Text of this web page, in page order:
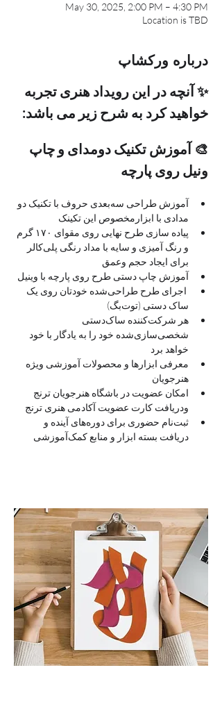
May 30, 2025, 2:00 PM – 4:30 PM
Location is TBD
درباره ورکشاپ
✨ آنچه در این رویداد هنری تجربه
خواهید کرد به شرح زیر می باشد:
🎨 آموزش تکنیک دومدای و چاپ
ونیل روی پارچه
آموزش طراحی سه‌بعدی حروف با تکنیک دو
مدادی با ابزارمخصوص این تکینک
پیاده سازی طرح نهایی روی مقوای ۱۷۰ گرم
و رنگ آمیزی و سایه با مداد رنگی پلی‌کالر
برای ایجاد حجم وعمق
آموزش چاپ دستی طرح روی پارچه با وینیل
اجرای طرح طراحی‌شده خودتان روی یک
ساک دستی (توت‌بگ)
هر شرکت‌کننده ساک‌دستی
شخصی‌سازی‌شده خود را به یادگار با خود
خواهد برد
معرفی ابزارها و محصولات آموزشی ویژه
هنرجویان
امکان عضویت در باشگاه هنرجویان ترنج
ودریافت کارت عضویت آکادمی هنری ترنج
ثبت‌نام حضوری برای دوره‌های آینده و
دریافت بسته ابزار و منابع کمک‌آموزشی